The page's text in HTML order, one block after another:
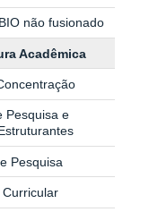
não fusionado
Acadêmica
Pesquisa e
Pesquisa